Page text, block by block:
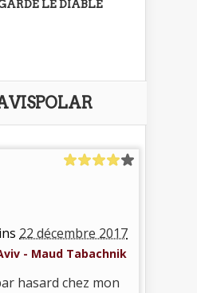
LE DIABLE
22 décembre 2017
- Maud Tabachnik
hasard chez mon